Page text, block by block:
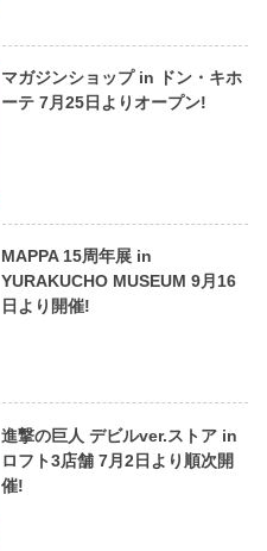
マガジンショップ in ドン・キホ
ーテ 7月25日よりオープン!
MAPPA 15周年展 in
YURAKUCHO MUSEUM 9月16
日より開催!
進撃の巨人 デビルver.ストア in
ロフト3店舗 7月2日より順次開
催!